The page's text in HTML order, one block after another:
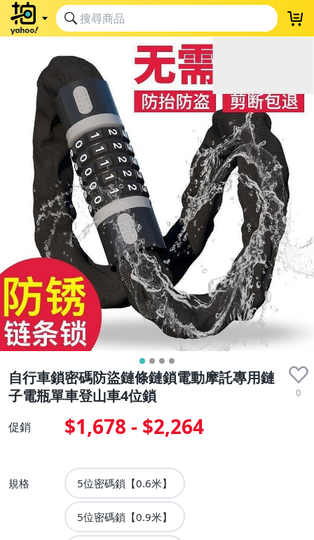
自行車鎖密碼防盜鏈條鏈鎖電動摩託專用鏈
子電瓶單車登山車4位鎖
0
促銷 $1,678 - $2,264
規格 5位密碼鎖【0.6米】
5位密碼鎖【0.9米】